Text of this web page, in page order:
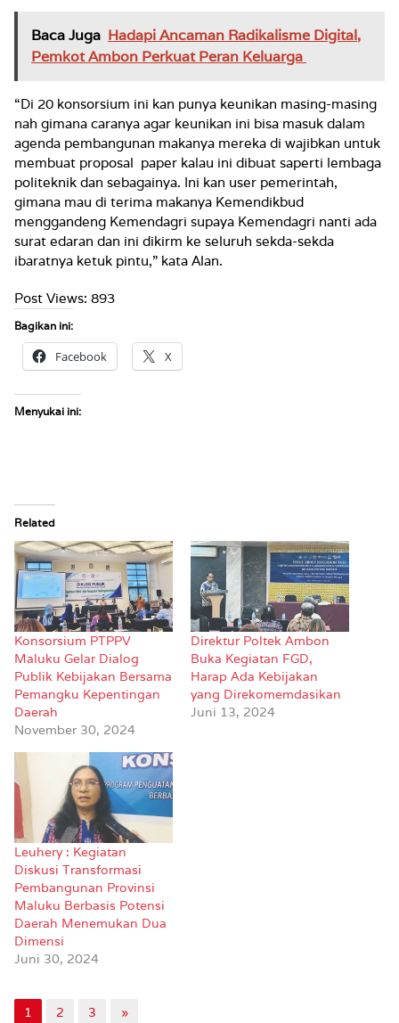
Baca Juga Hadapi Ancaman Radikalisme Digital,
Pemkot Ambon Perkuat Peran Keluarga
“Di 20 konsorsium ini kan punya keunikan masing-masing
nah gimana caranya agar keunikan ini bisa masuk dalam
agenda pembangunan makanya mereka di wajibkan untuk
membuat proposal paper kalau ini dibuat saperti lembaga
politeknik dan sebagainya. Ini kan user pemerintah,
gimana mau di terima makanya Kemendikbud
menggandeng Kemendagri supaya Kemendagri nanti ada
surat edaran dan ini dikirm ke seluruh sekda-sekda
ibaratnya ketuk pintu,” kata Alan.
Post Views: 893
Bagikan ini:
Facebook X
Menyukai ini:
Related
Konsorsium PTPPV
Maluku Gelar Dialog
Publik Kebijakan Bersama
Pemangku Kepentingan
Daerah
November 30, 2024
Direktur Poltek Ambon
Buka Kegiatan FGD,
Harap Ada Kebijakan
yang Direkomemdasikan
Juni 13, 2024
Leuhery : Kegiatan
Diskusi Transformasi
Pembangunan Provinsi
Maluku Berbasis Potensi
Daerah Menemukan Dua
Dimensi
Juni 30, 2024
1 2 3 »